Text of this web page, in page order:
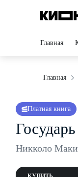
Главная
Главная
Платная книга
Государь
Никколо